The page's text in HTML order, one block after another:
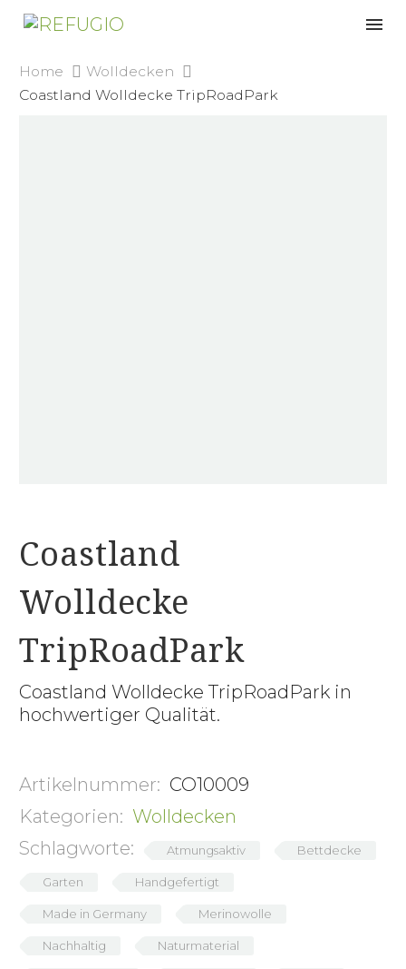
Home
Wolldecken
Coastland Wolldecke TripRoadPark
Coastland
Wolldecke
TripRoadPark
Coastland Wolldecke TripRoadPark in
hochwertiger Qualität.
Artikelnummer: CO10009
Kategorien: Wolldecken
Schlagworte:
Atmungsaktiv Bettdecke
Garten Handgefertigt
Made in Germany Merinowolle
Nachhaltig Naturmaterial